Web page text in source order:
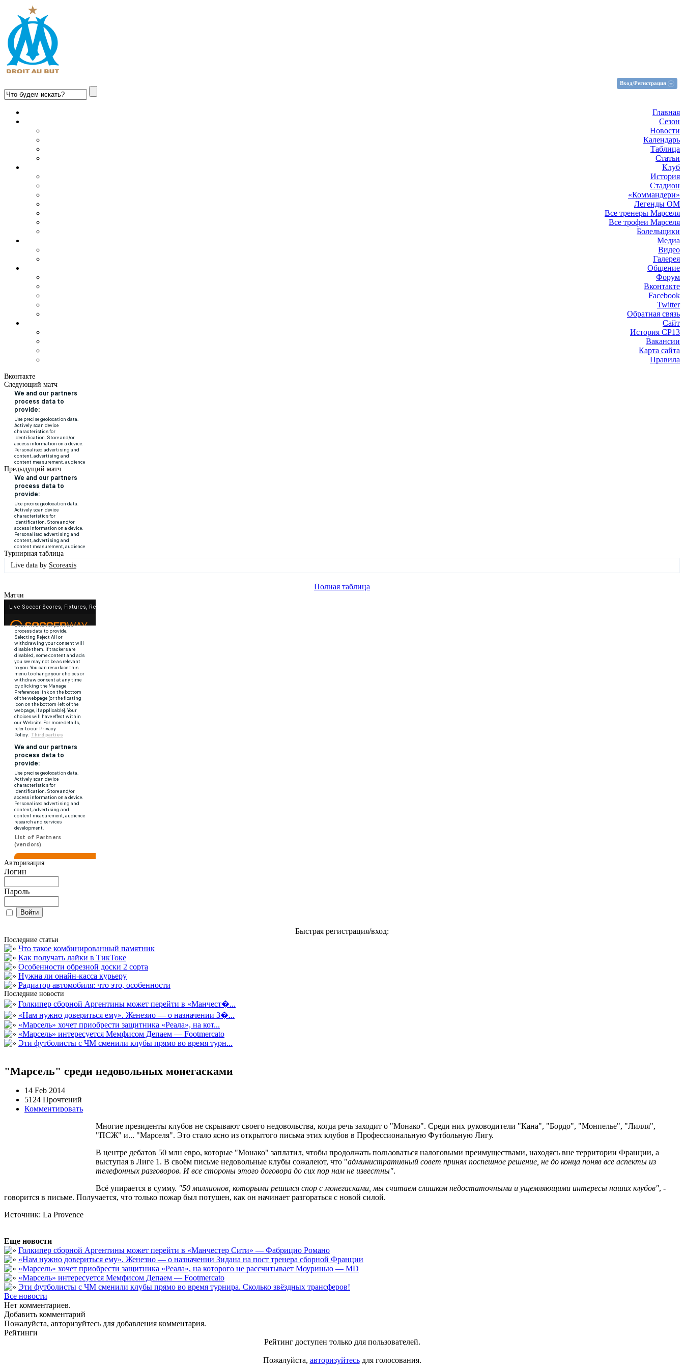
Вход/Регистрация
Главная
Сезон
Новости
Календарь
Таблица
Статьи
Клуб
История
Стадион
«Коммандери»
Легенды ОМ
Все тренеры Марселя
Все трофеи Марселя
Болельщики
Медиа
Видео
Галерея
Общение
Форум
Вконтакте
Facebook
Twitter
Обратная связь
Сайт
История СР13
Вакансии
Карта сайта
Правила
Вконтакте
Следующий матч
Предыдущий матч
Турнирная таблица
Live data by Scoreaxis
Полная таблица
Матчи
Авторизация
Логин
Пароль
Быстрая регистрация/вход:
Последние статьи
Что такое комбинированный памятник
Как получать лайки в ТикТоке
Особенности обрезной доски 2 сорта
Нужна ли онайн-касса курьеру
Радиатор автомобиля: что это, особенности
Последние новости
Голкипер сборной Аргентины может перейти в «Манчест�...
«Нам нужно довериться ему». Женезио — о назначении З�...
«Марсель» хочет приобрести защитника «Реала», на кот...
«Марсель» интересуется Мемфисом Депаем — Footmercato
Эти футболисты с ЧМ сменили клубы прямо во время турн...
"Марсель" среди недовольных монегасками
14 Feb 2014
5124 Прочтений
Комментировать
Многие президенты клубов не скрывают своего недовольства, когда речь заходит о "Монако". Среди них руководители "Кана", "Бордо", "Монпелье", "Лилля",
"ПСЖ" и... "Марселя". Это стало ясно из открытого письма этих клубов в Профессиональную Футбольную Лигу.
В центре дебатов 50 млн евро, которые "Монако" заплатил, чтобы продолжать пользоваться налоговыми преимуществами, находясь вне территории Франции, а
выступая в Лиге 1. В своём письме недовольные клубы сожалеют, что "административный совет принял поспешное решение, не до конца поняв все аспекты из
телефонных разговоров. И все стороны этого договора до сих пор нам не известны".
Всё упирается в сумму. "50 миллионов, которыми решился спор с монегасками, мы считаем слишком недостаточными и ущемляющими интересы наших клубов", -
говорится в письме. Получается, что только пожар был потушен, как он начинает разгораться с новой силой.
Источник: La Provence
Еще новости
Голкипер сборной Аргентины может перейти в «Манчестер Сити» — Фабрицио Романо
«Нам нужно довериться ему». Женезио — о назначении Зидана на пост тренера сборной Франции
«Марсель» хочет приобрести защитника «Реала», на которого не рассчитывает Моуринью — MD
«Марсель» интересуется Мемфисом Депаем — Footmercato
Эти футболисты с ЧМ сменили клубы прямо во время турнира. Сколько звёздных трансферов!
Все новости
Нет комментариев.
Добавить комментарий
Пожалуйста, авторизуйтесь для добавления комментария.
Рейтинги
Рейтинг доступен только для пользователей.
Пожалуйста, авторизуйтесьдля голосования.